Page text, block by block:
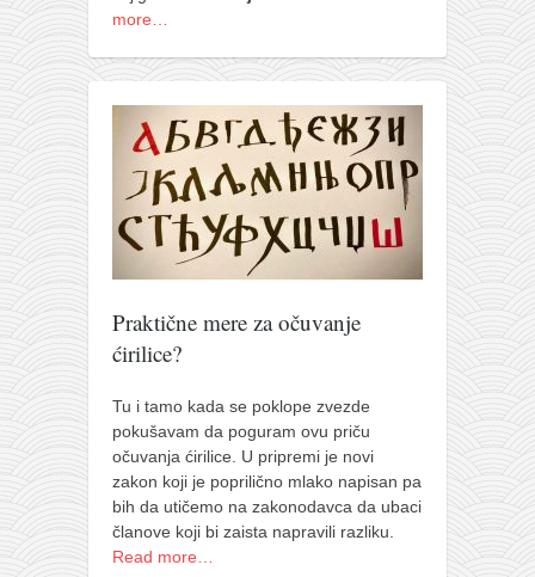
more…
Praktične mere za očuvanje
ćirilice?
Tu i tamo kada se poklope zvezde
pokušavam da poguram ovu priču
očuvanja ćirilice. U pripremi je novi
zakon koji je poprilično mlako napisan pa
bih da utičemo na zakonodavca da ubaci
članove koji bi zaista napravili razliku.
Read more…